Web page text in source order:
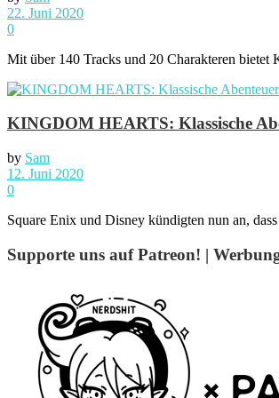
22. Juni 2020
0
Mit über 140 Tracks und 20 Charakteren
KINGDOM HEARTS: Klassische
by Sam
12. Juni 2020
0
Square Enix und Disney kündigten nun an,
Supporte uns auf Patreon! |